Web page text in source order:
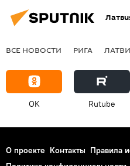
ВСЕ НОВОСТИ РИГА
OK Rutube
О проекте Контакты Правила